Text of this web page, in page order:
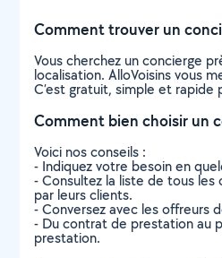
Comment trouver un
Vous cherchez un concierge
localisation. AlloVoisins vous
C’est gratuit, simple et rapide
Comment bien choisir un
Voici nos conseils :
- Indiquez votre besoin en
- Consultez la liste de tous les
par leurs clients.
- Conversez avec les offreurs
- Du contrat de prestation au
prestation.